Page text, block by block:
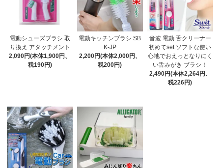
電動シューズブラシ 取
り換え アタッチメント
2,090円(本体1,900円、
税190円)
電動キッチンブラシ SB
K-JP
2,200円(本体2,000円、
税200円)
音波 電動 舌クリーナー
初めてset ソフトな使い
心地でおえっとなりにく
い舌みがき ブラシ！
2,490円(本体2,264円、
税226円)